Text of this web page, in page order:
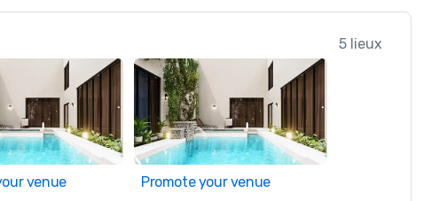
5 lieux
venue Promote your venue